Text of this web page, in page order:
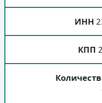
ИНН
КПП